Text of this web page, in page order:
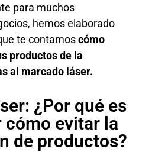
para muchos
hemos elaborado
te contamoscómo
productos de la
al marcado láser.
¿Por qué es
cómo evitar la
de productos?